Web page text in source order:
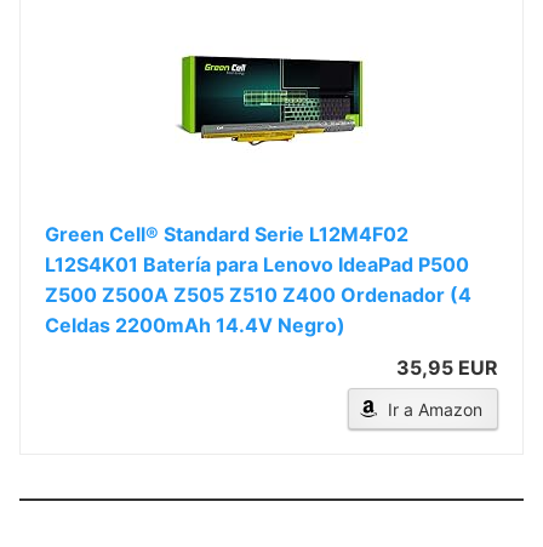
Green Cell® Standard Serie L12M4F02
L12S4K01 Batería para Lenovo IdeaPad P500
Z500 Z500A Z505 Z510 Z400 Ordenador (4
Celdas 2200mAh 14.4V Negro)
35,95 EUR
Ir a Amazon